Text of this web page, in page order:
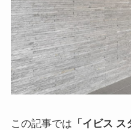
この記事では 「イビス